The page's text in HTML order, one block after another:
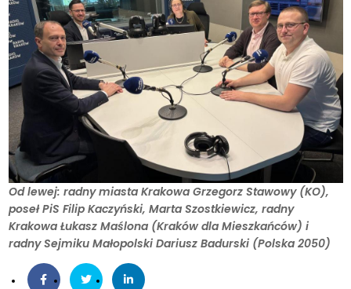
Od lewej: radny miasta Krakowa Grzegorz Stawowy (KO),
poseł PiS Filip Kaczyński, Marta Szostkiewicz, radny
Krakowa Łukasz Maślona (Kraków dla Mieszkańców) i
radny Sejmiku Małopolski Dariusz Badurski (Polska 2050)